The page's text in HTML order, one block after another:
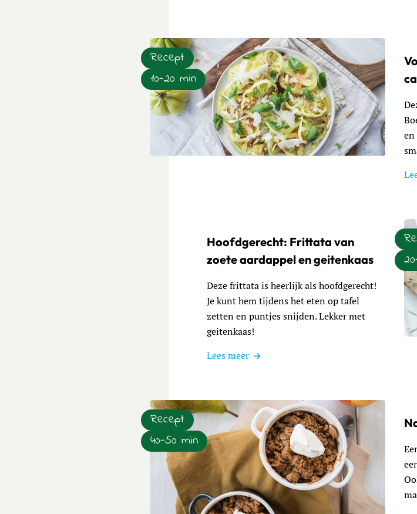
Recept
10-20 min
en
Hoofdgerecht: Frittata van
zoete aardappel en geitenkaas
Deze frittata is heerlijk als hoofdgerecht!
Je kunt hem tijdens het eten op tafel
zetten en puntjes snijden. Lekker met
geitenkaas!
Lees meer
Recept
40-50 min